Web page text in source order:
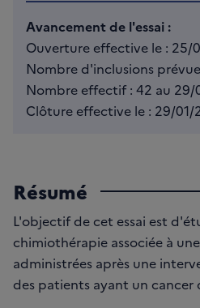
Avancement de l'essai :
Ouverture effective le : 25/
Nombre d'inclusions
Nombre effectif : 42 au 29/
Clôture effective le : 29/01/
Résumé
L'objectif de cet essai est
chimiothérapie associée à
administrées après une
des patients ayant un cancer